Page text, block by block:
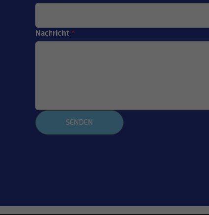
Nachricht *
SENDEN